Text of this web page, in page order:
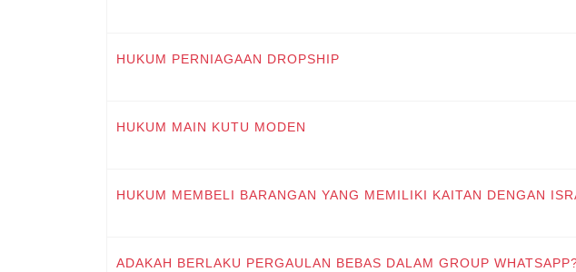
HUKUM PERNIAGAAN DROPSHIP
HUKUM MAIN KUTU MODEN
HUKUM MEMBELI BARANGAN YANG MEMILIKI KAITAN DENGAN
ADAKAH BERLAKU PERGAULAN BEBAS DALAM GROUP